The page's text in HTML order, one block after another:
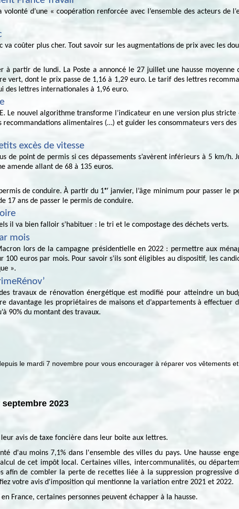
volonté d’une « coopération renforcée avec l’ensemble des acteurs de
coûter plus cher. Tout savoir sur les augmentations de prix avec les
à partir de lundi. La Poste a annoncé le 27 juillet une hausse moyenne
vert, dont le prix passe de 1,16 à 1,29 euro. Le tarif des lettres
des lettres internationales à 1,96 euro.
Le nouvel algorithme transforme l’indicateur en une version plus
recommandations alimentaires (…) et guider les consommateurs vers
excès de vitesse
de point de permis si ces dépassements s’avèrent inférieurs à 5 km/h.
amende allant de 68 à 135 euros.
de conduire. À partir du 1ᵉʳ janvier, l’âge minimum pour passer le
17 ans de passer le permis de conduire.
il va bien falloir s’habituer : le tri et le compostage des déchets verts.
mois
lors de la campagne présidentielle en 2022 : permettre aux
euros par mois. Pour savoir s’ils sont éligibles au dispositif, les
».
travaux de rénovation énergétique est modifié pour atteindre un
davantage les propriétaires de maisons et d’appartements à effectuer
90% du montant des travaux.
le mardi 7 novembre pour vous encourager à réparer vos vêtements
2023
avis de taxe foncière dans leur boite aux lettres.
d'au moins 7,1% dans l'ensemble des villes du pays. Une hausse
de cet impôt local. Certaines villes, intercommunalités, ou
afin de combler la perte de recettes liée à la suppression progressive
votre avis d'imposition qui mentionne la variation entre 2021 et 2022.
France, certaines personnes peuvent échapper à la hausse.